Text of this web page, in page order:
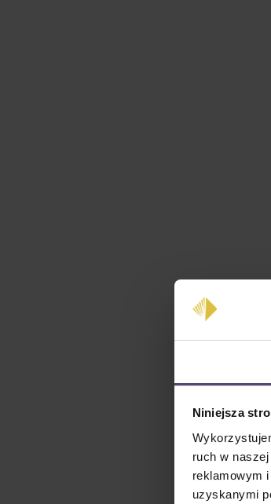
Niniejsza
ruch w
reklamowym
uzyskanymi